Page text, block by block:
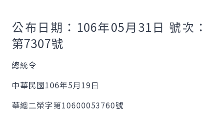
公布日期：106年05月31日 號次：
第7307號
總統令
中華民國106年5月19日
華總二榮字第10600053760號